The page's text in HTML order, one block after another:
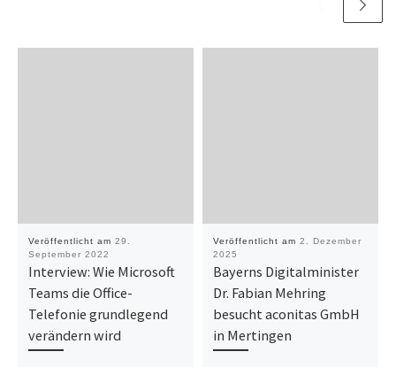
Veröffentlicht am 29.
September 2022
Interview: Wie Microsoft
Teams die Office-
Telefonie grundlegend
verändern wird
Veröffentlicht am 2. Dezember
2025
Bayerns Digitalminister
Dr. Fabian Mehring
besucht aconitas GmbH
in Mertingen